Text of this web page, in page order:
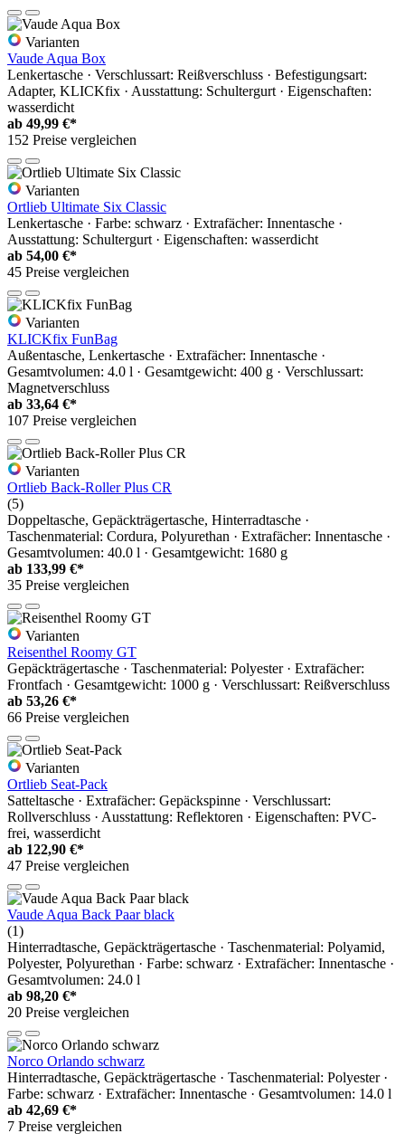
Varianten
Vaude Aqua Box
Lenkertasche · Verschlussart: Reißverschluss · Befestigungsart:
Adapter, KLICKfix · Ausstattung: Schultergurt · Eigenschaften:
wasserdicht
ab 49,99 €*
152 Preise vergleichen
Varianten
Ortlieb Ultimate Six Classic
Lenkertasche · Farbe: schwarz · Extrafächer: Innentasche ·
Ausstattung: Schultergurt · Eigenschaften: wasserdicht
ab 54,00 €*
45 Preise vergleichen
Varianten
KLICKfix FunBag
Außentasche, Lenkertasche · Extrafächer: Innentasche ·
Gesamtvolumen: 4.0 l · Gesamtgewicht: 400 g · Verschlussart:
Magnetverschluss
ab 33,64 €*
107 Preise vergleichen
Varianten
Ortlieb Back-Roller Plus CR
(5)
Doppeltasche, Gepäckträgertasche, Hinterradtasche ·
Taschenmaterial: Cordura, Polyurethan · Extrafächer: Innentasche ·
Gesamtvolumen: 40.0 l · Gesamtgewicht: 1680 g
ab 133,99 €*
35 Preise vergleichen
Varianten
Reisenthel Roomy GT
Gepäckträgertasche · Taschenmaterial: Polyester · Extrafächer:
Frontfach · Gesamtgewicht: 1000 g · Verschlussart: Reißverschluss
ab 53,26 €*
66 Preise vergleichen
Varianten
Ortlieb Seat-Pack
Satteltasche · Extrafächer: Gepäckspinne · Verschlussart:
Rollverschluss · Ausstattung: Reflektoren · Eigenschaften: PVC-
frei, wasserdicht
ab 122,90 €*
47 Preise vergleichen
Vaude Aqua Back Paar black
(1)
Hinterradtasche, Gepäckträgertasche · Taschenmaterial: Polyamid,
Polyester, Polyurethan · Farbe: schwarz · Extrafächer: Innentasche ·
Gesamtvolumen: 24.0 l
ab 98,20 €*
20 Preise vergleichen
Norco Orlando schwarz
Hinterradtasche, Gepäckträgertasche · Taschenmaterial: Polyester ·
Farbe: schwarz · Extrafächer: Innentasche · Gesamtvolumen: 14.0 l
ab 42,69 €*
7 Preise vergleichen